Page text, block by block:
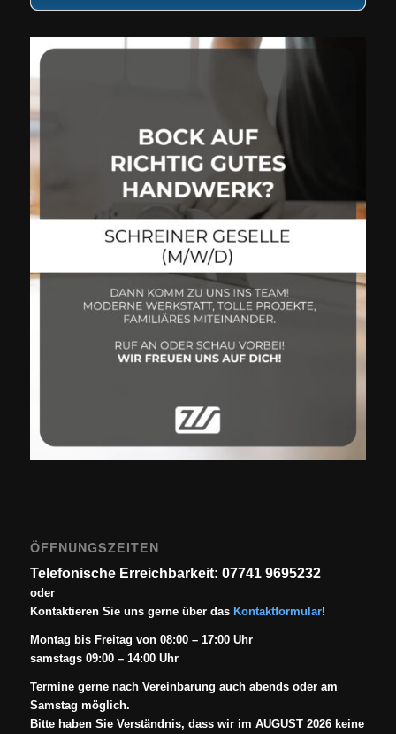
ÖFFNUNGSZEITEN
Telefonische Erreichbarkeit: 07741 9695232
oder
Kontaktieren Sie uns gerne über das Kontaktformular!
Montag bis Freitag von 08:00 – 17:00 Uhr
samstags 09:00 – 14:00 Uhr
Termine gerne nach Vereinbarung auch abends oder am
Samstag möglich.
Bitte haben Sie Verständnis, dass wir im AUGUST 2026 keine